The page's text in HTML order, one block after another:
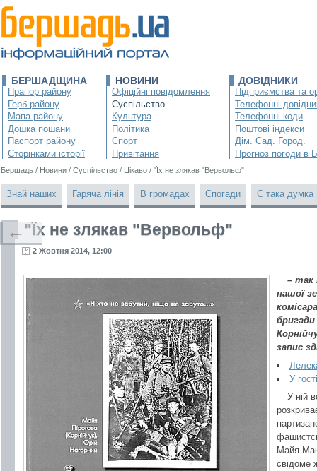
БЕРШАДЩИНА
Прапор району
Герб району
Мапа району
Дошка пошани
Паспорт району
Сторінками історії
НОВИНИ
Офіційні повідомлення
Суспільство
Культура
Політика
Спорт
Привітання
ДОВІДНИКИ
Підприємства та
Телефонні
Телефонні коди
Поштові індекси
Дім. Сад. Город.
Прогноз погоди в
Бершадь / Новини / Суспільство / Цікаво / "Їх не злякав "Вервольф"
Знай наших Гаряча лінія В громадах Спогади Є така думка
"Їх не злякав "Вервольф"
2 Жовтня 2014, 12:00
– так
нашої
бригади
запис
У
У ній
Майя
свідоме
←